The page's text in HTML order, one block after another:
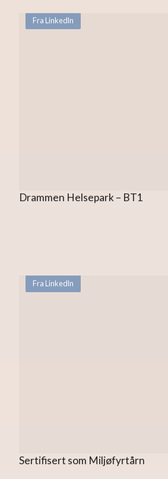
Drammen Helsepark – BT1
Fra LinkedIn
Sertifisert som Miljøfyrtårn
Fra LinkedIn